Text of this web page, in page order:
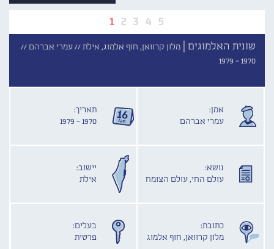
1 2 3 4 5
שונית האלמוגים | מלון קרוואן, חוף אלמוג, אילת //עמרי אברהם //
1970 - 1979
אמן:
עמרי אברהם
תאריך:
1970 - 1979
נושא:
עולם החי, עולם הצומח
יישוב:
אילת
כתובת:
מלון קרוואן, חוף אלמוג
בעלים:
פרטית